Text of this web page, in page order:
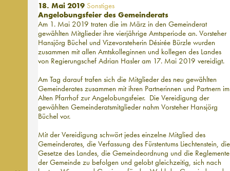
18. Mai 2019 Sonstiges
Angelobungsfeier des Gemeinderats
Am 1. Mai 2019 traten die im März in den Gemeinderat
gewählten Mitglieder ihre vierjährige Amtsperiode an. Vorsteher
Hansjörg Büchel und Vizevorsteherin Désirée Bürzle wurden
zusammen mit allen Amtskolleginnen und ­kollegen des Landes
von Regierungschef Adrian Hasler am 17. Mai 2019 vereidigt.
Am Tag darauf trafen sich die Mitglieder des neu gewählten
Gemeinderates zusammen mit ihren Partnerinnen und Partnern im
Alten Pfarrhof zur Angelobungsfeier. Die Vereidigung der
gewählten Gemeinderatsmitglieder nahm Vorsteher Hansjörg
Büchel vor.
Mit der Vereidigung schwört jedes einzelne Mitglied des
Gemeinderates, die Verfassung des Fürstentums Liechtenstein, die
Gesetze des Landes, die Gemeindeordnung und die Reglemente
der Gemeinde zu befolgen und gelobt gleichzeitig, sich nach